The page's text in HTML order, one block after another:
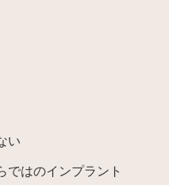
い
ではのインプラント